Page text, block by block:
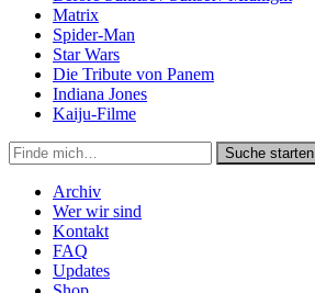
Matrix
Spider-Man
Star Wars
Die Tribute von Panem
Indiana Jones
Kaiju-Filme
Suche
in
https://secondunit-
podcast.de/
Suche starten
Archiv
Wer wir sind
Kontakt
FAQ
Updates